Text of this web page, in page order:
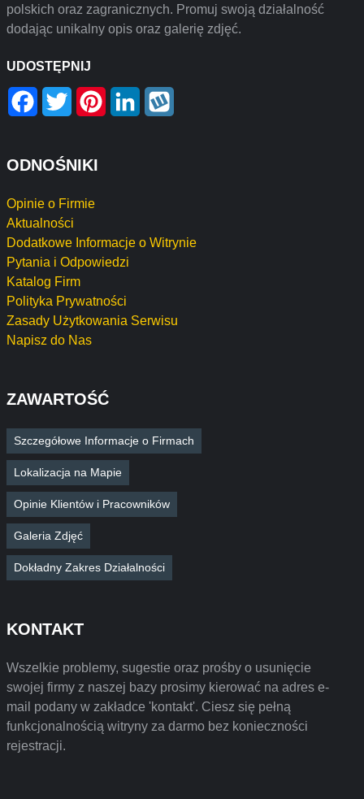
polskich oraz zagranicznych. Promuj swoją działalność
dodając unikalny opis oraz galerię zdjęć.
UDOSTĘPNIJ
Facebook
Twitter PinterestLinkedIn
ODNOŚNIKI
Opinie o Firmie
Aktualności
Dodatkowe Informacje o Witrynie
Pytania i Odpowiedzi
Katalog Firm
Polityka Prywatności
Zasady Użytkowania Serwisu
Napisz do Nas
ZAWARTOŚĆ
Szczegółowe Informacje o Firmach
Lokalizacja na Mapie
Opinie Klientów i Pracowników
Galeria Zdjęć
Dokładny Zakres Działalności
KONTAKT
Wszelkie problemy, sugestie oraz prośby o usunięcie
swojej firmy z naszej bazy prosimy kierować na adres e-
mail podany w zakładce 'kontakt'. Ciesz się pełną
funkcjonalnością witryny za darmo bez konieczności
rejestracji.